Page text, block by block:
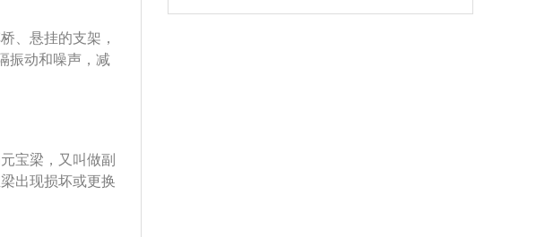
、悬挂的支架，
振动和噪声，减
，有些汽车还为
2、连接保护作
接车体，增加车
的碰撞。3、阻
音，使得不至于
引擎也装有元宝
宝梁，又叫做副
出现损坏或更换
过火烧面积超过
响；<&list>3.稳定器的转向胶套和球头